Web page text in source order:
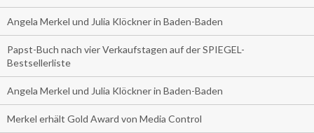
Angela Merkel und Julia Klöckner in Baden-Baden
Papst-Buch nach vier Verkaufstagen auf der SPIEGEL-
Bestsellerliste
Angela Merkel und Julia Klöckner in Baden-Baden
Merkel erhält Gold Award von Media Control